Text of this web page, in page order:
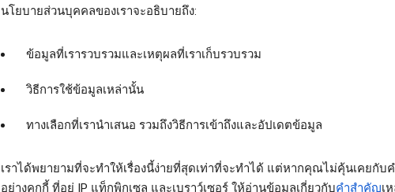
นโยบายส่วนบุคคลของเราจะอธิบายถึง:
ข้อมูลที่เรารวบรวมและเหตุผลที่เราเก็บรวบรวม
วิธีการใช้ข้อมูลเหล่านั้น
ทางเลือกที่เรานำเสนอ รวมถึงวิธีการเข้าถึงและอัปเดตข้อมูล
เราได้พยายามที่จะทำให้เรื่องนี้ง่ายที่สุดเท่าที่จะทำได้ แต่หากคุณไม่คุ้นเคยกับค
อย่างคุกกี้ ที่อยู่ IP แท็กพิกเซล และเบราว์เซอร์ ให้อ่านข้อมูลเกี่ยวกับคำสำคัญเ